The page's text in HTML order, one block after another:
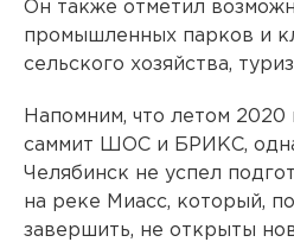
Он также отметил
промышленных парков и
сельского хозяйства,
Напомним, что летом
саммит ШОС и БРИКС,
Челябинск не успел
на реке Миасс, который,
завершить, не открыты